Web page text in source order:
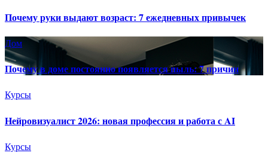
Почему руки выдают возраст: 7 ежедневных привычек
Дом
Почему в доме постоянно появляется пыль: 7 причин
Курсы
Нейровизуалист 2026: новая профессия и работа с AI
Курсы